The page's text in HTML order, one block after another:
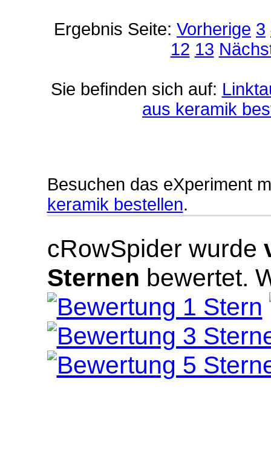
Ergebnis Seite: Vorherige 3
12 13
Sie befinden sich auf:
aus keramik
Besuchen das eXperiment
keramik bestellen.
cRowSpider wurde
Sternen bewertet.